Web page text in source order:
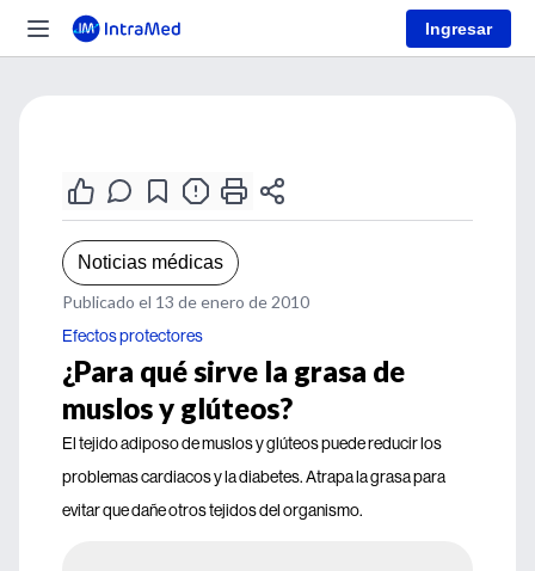
Ingresar
Noticias médicas
Publicado el 13 de enero de 2010
Efectos protectores
¿Para qué sirve la grasa de
muslos y glúteos?
El tejido adiposo de muslos y glúteos puede reducir los
problemas cardiacos y la diabetes. Atrapa la grasa para
evitar que dañe otros tejidos del organismo.